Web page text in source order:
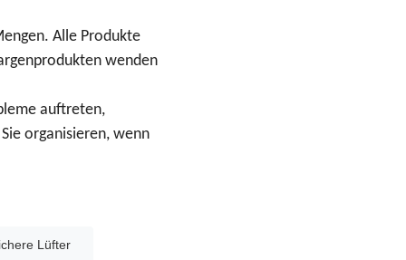
Alle Produkte
wenden
auftreten,
organisieren, wenn
Lüfter